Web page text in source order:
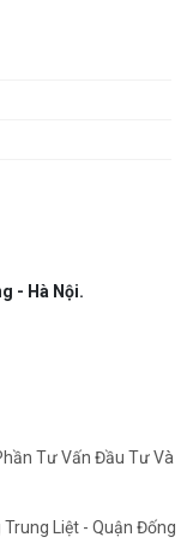
- Hà Nội.
Tư Vấn Đầu Tư Và
Liệt - Quận Đống